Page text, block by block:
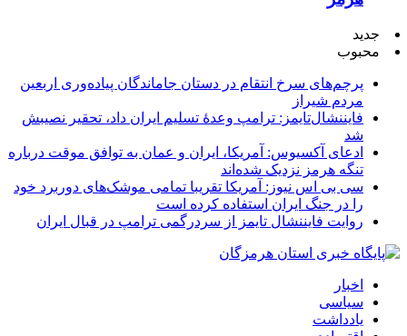
جدید
محبوب
پرچم‌های سرخ انتقام در دستان جاماندگان پیاده‌وری اربعین
مردم شیراز
فایننشال‌تایمز: ترامپ وعدۀ تسلیم ایران داد، تحقیر نصیبش
شد
ادعای آکسیوس: آمریکا، ایران و عمان به توافق موقت درباره
تنگه هرمز نزدیک شده‌اند
سی بی اس نیوز: آمریکا تقریبا تمامی موشک‌های دوربرد خود
را در جنگ ایران استفاده کرده است
روایت فایننشال تایمز از سردرگمی ترامپ در قبال ایران
اخبار
سیاسی
یادداشت